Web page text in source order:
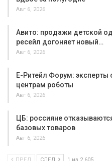
Авг 6, 2026
Авито: продажи детской
ресейл догоняет новый…
Авг 6, 2026
Е-Ритейл Форум:
центрам роботы
Авг 6, 2026
ЦБ: россияне
базовых товаров
Авг 6, 2026